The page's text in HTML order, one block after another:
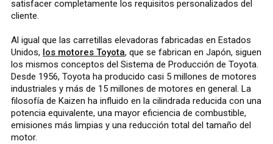
satisfacer completamente los requisitos personalizados del
cliente.
Al igual que las carretillas elevadoras fabricadas en Estados
Unidos, los motores Toyota, que se fabrican en Japón, siguen
los mismos conceptos del Sistema de Producción de Toyota.
Desde 1956, Toyota ha producido casi 5 millones de motores
industriales y más de 15 millones de motores en general. La
filosofía de Kaizen ha influido en la cilindrada reducida con una
potencia equivalente, una mayor eficiencia de combustible,
emisiones más limpias y una reducción total del tamaño del
motor.